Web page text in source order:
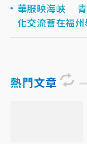
華服映海峽
化交流薈在福
熱門文章